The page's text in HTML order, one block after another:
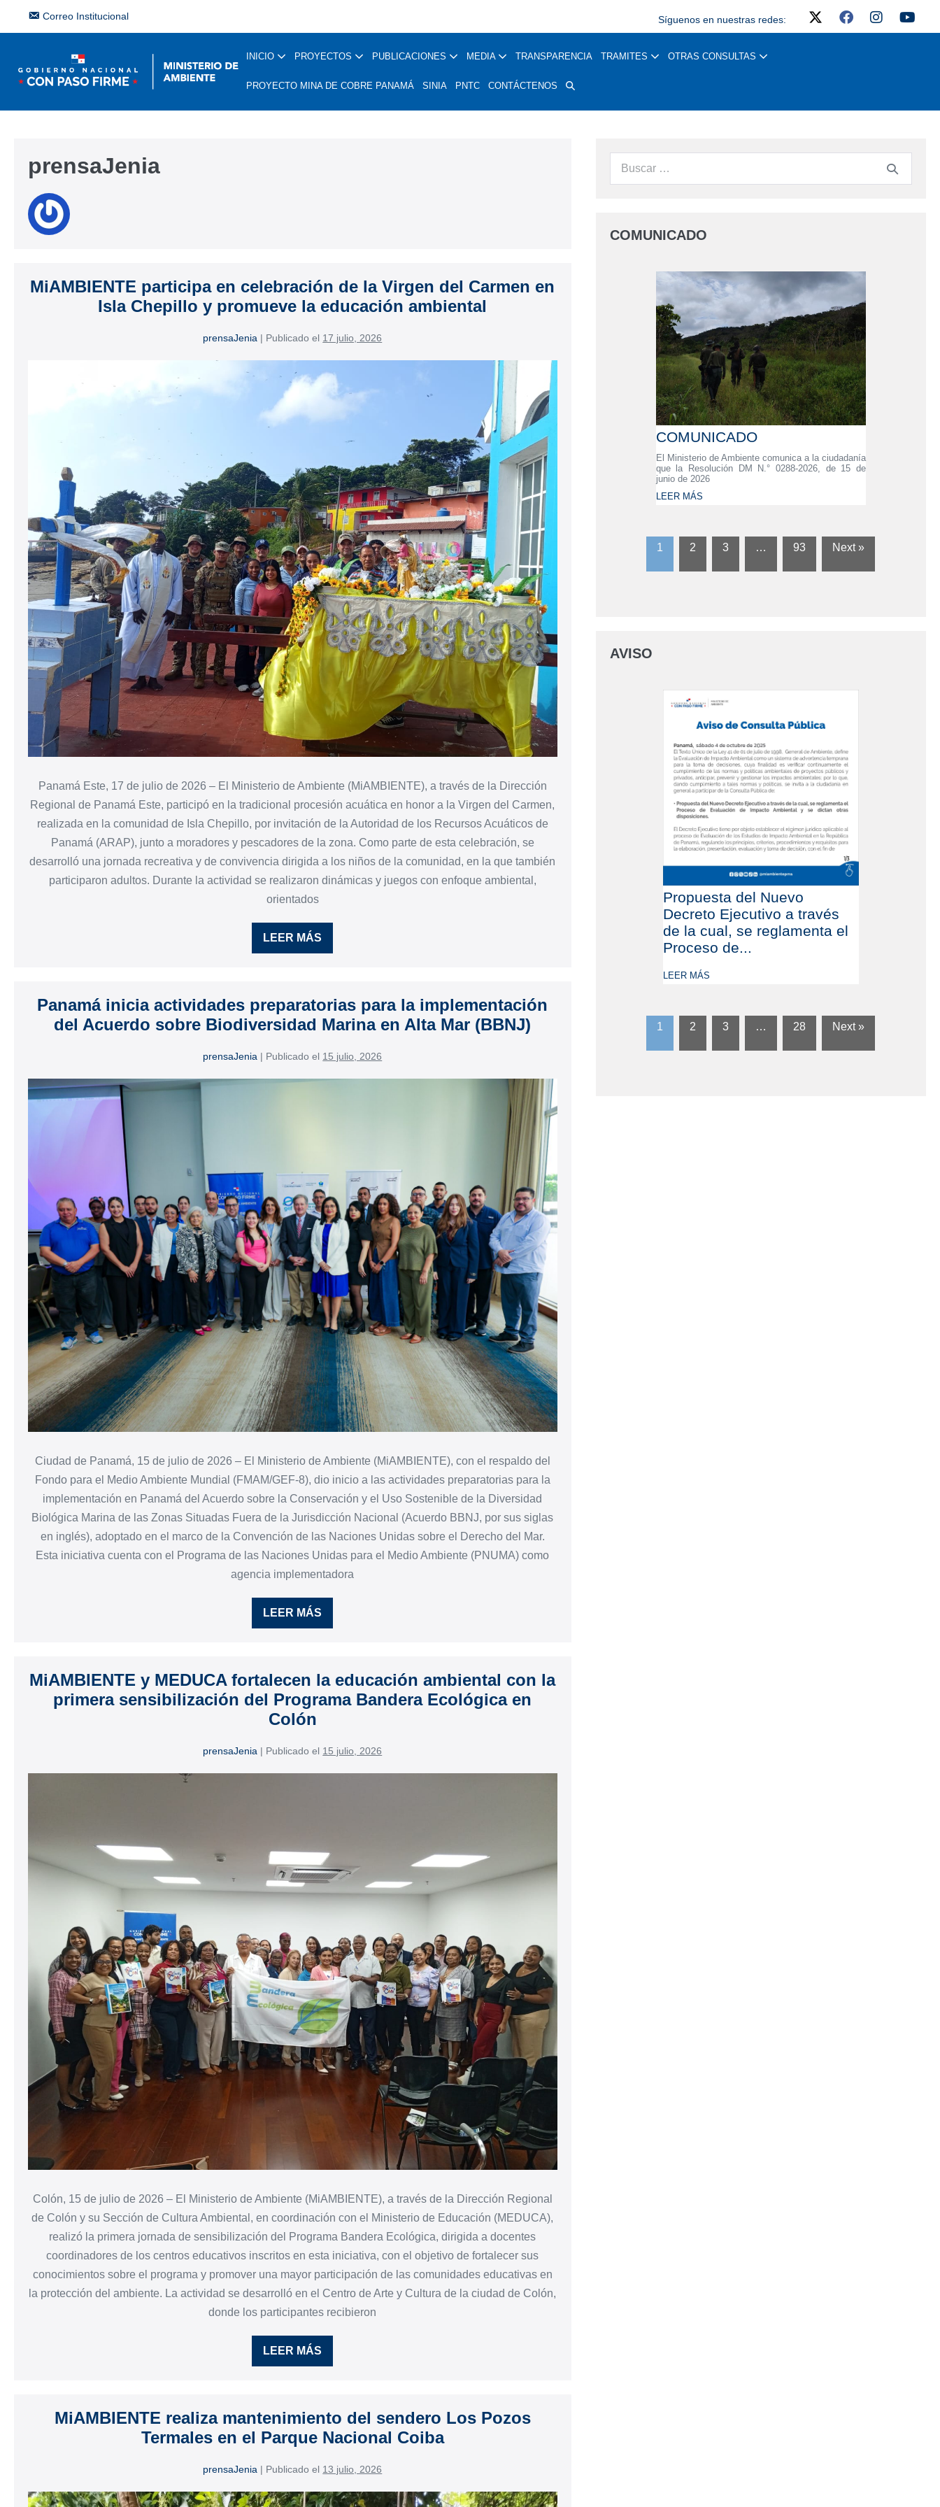
Correo Institucional Síguenos en nuestras redes:
INICIO PROYECTOS PUBLICACIONES MEDIA TRANSPARENCIA TRAMITES OTRAS CONSULTAS
PROYECTO MINA DE COBRE PANAMÁ SINIA PNTC CONTÁCTENOS
prensaJenia
MiAMBIENTE participa en celebración de la Virgen del Carmen en
Isla Chepillo y promueve la educación ambiental
prensaJenia | Publicado el 17 julio, 2026
Panamá Este, 17 de julio de 2026 – El Ministerio de Ambiente (MiAMBIENTE), a través de la Dirección
Regional de Panamá Este, participó en la tradicional procesión acuática en honor a la Virgen del Carmen,
realizada en la comunidad de Isla Chepillo, por invitación de la Autoridad de los Recursos Acuáticos de
Panamá (ARAP), junto a moradores y pescadores de la zona. Como parte de esta celebración, se
desarrolló una jornada recreativa y de convivencia dirigida a los niños de la comunidad, en la que también
participaron adultos. Durante la actividad se realizaron dinámicas y juegos con enfoque ambiental,
orientados
LEER MÁS
Panamá inicia actividades preparatorias para la implementación
del Acuerdo sobre Biodiversidad Marina en Alta Mar (BBNJ)
prensaJenia | Publicado el 15 julio, 2026
Ciudad de Panamá, 15 de julio de 2026 – El Ministerio de Ambiente (MiAMBIENTE), con el respaldo del
Fondo para el Medio Ambiente Mundial (FMAM/GEF-8), dio inicio a las actividades preparatorias para la
implementación en Panamá del Acuerdo sobre la Conservación y el Uso Sostenible de la Diversidad
Biológica Marina de las Zonas Situadas Fuera de la Jurisdicción Nacional (Acuerdo BBNJ, por sus siglas
en inglés), adoptado en el marco de la Convención de las Naciones Unidas sobre el Derecho del Mar.
Esta iniciativa cuenta con el Programa de las Naciones Unidas para el Medio Ambiente (PNUMA) como
agencia implementadora
LEER MÁS
MiAMBIENTE y MEDUCA fortalecen la educación ambiental con la
primera sensibilización del Programa Bandera Ecológica en
Colón
prensaJenia | Publicado el 15 julio, 2026
Colón, 15 de julio de 2026 – El Ministerio de Ambiente (MiAMBIENTE), a través de la Dirección Regional
de Colón y su Sección de Cultura Ambiental, en coordinación con el Ministerio de Educación (MEDUCA),
realizó la primera jornada de sensibilización del Programa Bandera Ecológica, dirigida a docentes
coordinadores de los centros educativos inscritos en esta iniciativa, con el objetivo de fortalecer sus
conocimientos sobre el programa y promover una mayor participación de las comunidades educativas en
la protección del ambiente. La actividad se desarrolló en el Centro de Arte y Cultura de la ciudad de Colón,
donde los participantes recibieron
LEER MÁS
MiAMBIENTE realiza mantenimiento del sendero Los Pozos
Termales en el Parque Nacional Coiba
prensaJenia | Publicado el 13 julio, 2026
COMUNICADO
COMUNICADO
El Ministerio de Ambiente comunica a la ciudadanía
que la Resolución DM N.° 0288-2026, de 15 de
junio de 2026
LEER MÁS
1 2 3 … 93 Next »
AVISO
Propuesta del Nuevo
Decreto Ejecutivo a través
de la cual, se reglamenta el
Proceso de...
LEER MÁS
1 2 3 … 28 Next »